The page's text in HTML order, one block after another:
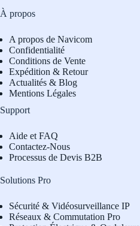
À propos
A propos de Navicom
Confidentialité
Conditions de Vente
Expédition & Retour
Actualités & Blog
Mentions Légales
Support
Aide et FAQ
Contactez-Nous
Processus de Devis B2B
Solutions Pro
Sécurité & Vidéosurveillance IP
Réseaux & Commutation Pro